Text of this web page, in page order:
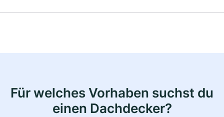
Für welches Vorhaben suchst du
einen Dachdecker?